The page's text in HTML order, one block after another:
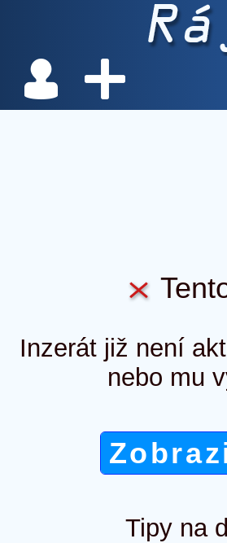
Inzerát již není
nebo mu
Tipy na